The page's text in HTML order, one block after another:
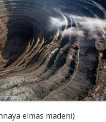
elmas madeni)